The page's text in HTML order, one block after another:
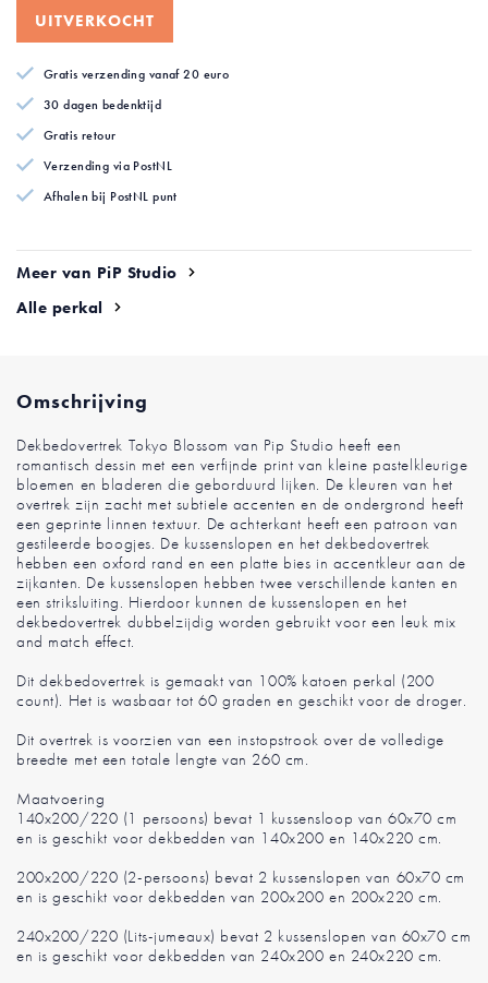
begin
afbeeldingen-
gallerij
UITVERKOCHT
Gratis verzending vanaf 20 euro
30 dagen bedenktijd
Gratis retour
Verzending via PostNL
Afhalen bij PostNL punt
Meer van PiP Studio
Alle perkal
Omschrijving
Dekbedovertrek Tokyo Blossom van Pip Studio heeft een
romantisch dessin met een verfijnde print van kleine pastelkleurige
bloemen en bladeren die geborduurd lijken. De kleuren van het
overtrek zijn zacht met subtiele accenten en de ondergrond heeft
een geprinte linnen textuur. De achterkant heeft een patroon van
gestileerde boogjes. De kussenslopen en het dekbedovertrek
hebben een oxford rand en een platte bies in accentkleur aan de
zijkanten. De kussenslopen hebben twee verschillende kanten en
een striksluiting. Hierdoor kunnen de kussenslopen en het
dekbedovertrek dubbelzijdig worden gebruikt voor een leuk mix
and match effect.
Dit dekbedovertrek is gemaakt van 100% katoen perkal (200
count). Het is wasbaar tot 60 graden en geschikt voor de droger.
Dit overtrek is voorzien van een instopstrook over de volledige
breedte met een totale lengte van 260 cm.
Maatvoering
140x200/220 (1 persoons) bevat 1 kussensloop van 60x70 cm
en is geschikt voor dekbedden van 140x200 en 140x220 cm.
200x200/220 (2-persoons) bevat 2 kussenslopen van 60x70 cm
en is geschikt voor dekbedden van 200x200 en 200x220 cm.
240x200/220 (Lits-jumeaux) bevat 2 kussenslopen van 60x70 cm
en is geschikt voor dekbedden van 240x200 en 240x220 cm.